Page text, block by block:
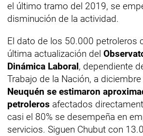
el último tramo del 2019, se
disminución de la actividad.
El dato de los 50.000 petroleros
última actualización del
Dinámica Laboral, dependiente
Trabajo de la Nación, a
Neuquén se estimaron
petroleros afectados
casi el 80% se desempeña en
servicios. Siguen Chubut con